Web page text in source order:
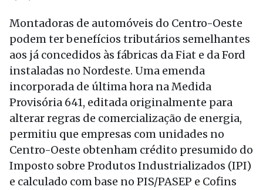
Montadoras de automóveis do Centro-Oeste
podem ter benefícios tributários semelhantes
aos já concedidos às fábricas da Fiat e da Ford
instaladas no Nordeste. Uma emenda
incorporada de última hora na Medida
Provisória 641, editada originalmente para
alterar regras de comercialização de energia,
permitiu que empresas com unidades no
Centro-Oeste obtenham crédito presumido do
Imposto sobre Produtos Industrializados (IPI)
e calculado com base no PIS/PASEP e Cofins